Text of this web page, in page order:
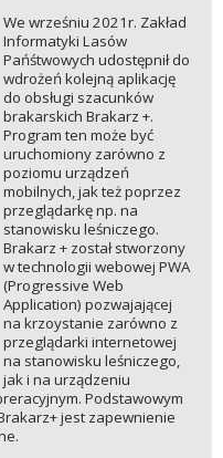
We wrześniu 2021r. Zakład
Informatyki Lasów
Pańśtwowych udostępnił do
wdrożeń kolejną aplikację
do obsługi szacunków
brakarskich Brakarz +.
Program ten może być
uruchomiony zarówno z
poziomu urządzeń
mobilnych, jak też poprzez
przeglądarkę np. na
stanowisku leśniczego.
Brakarz + został stworzony
w technologii webowej PWA
(Progressive Web
Application) pozwajającej
na krzoystanie zarówno z
przeglądarki internetowej
na stanowisku leśniczego,
jak i na urządzeniu
Podstawowym
jest zapewnienie